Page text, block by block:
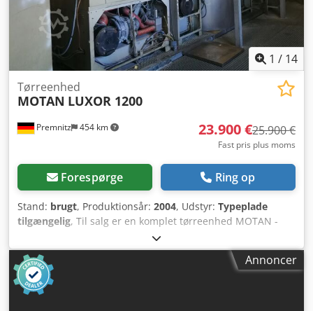
1 / 14
Premnitz 454 km
Tørreenhed
MOTAN LUXOR 1200
23.900 €25.900 €
Fast pris plus moms
Forespørge Ring op
Stand: brugt, Produktionsår: 2004, Udstyr: Typeplade
tilgængelig, Til salg er en komplet tørreenhed MOTAN -
LUXOR 1200 A (Linje C) bestående af: 1x Krystallisator:
Tragt 1200 PET A (1,2 m³) inkl. omrører + varmeenhed ETA
Box inkl. luftfilter 1x Tørrer: Tragt 3600 PET (3,3 m³) inkl.
varmeenhed ETA Box -1400 1x Tørreluftgenerator 1200 -
styreenhed inkl. luftfilter 2x Føderenhed HLX-30-1
Annoncer